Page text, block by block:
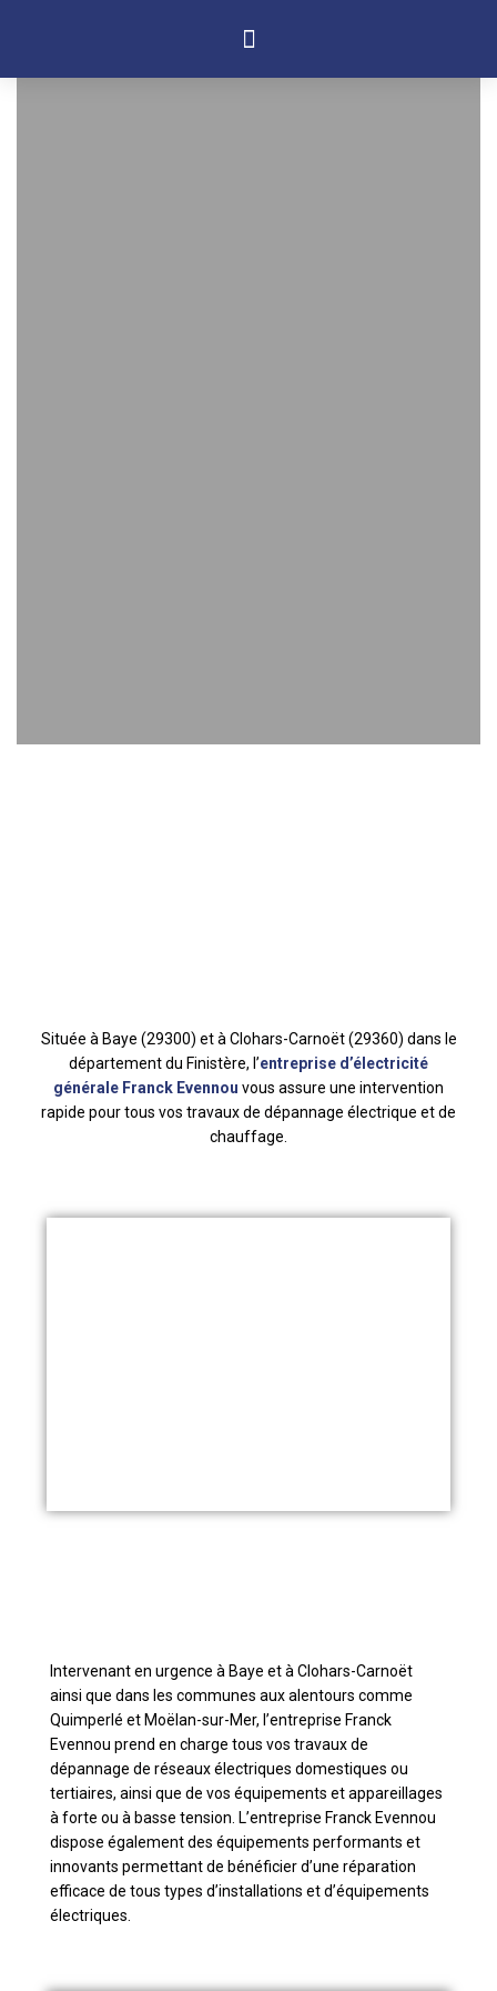
Située à Baye (29300) et à Clohars-Carnoët (29360) dans le
département du Finistère, l’entreprise d’électricité
générale Franck Evennou vous assure une intervention
rapide pour tous vos travaux de dépannage électrique et de
chauffage.
Intervenant en urgence à Baye et à Clohars-Carnoët
ainsi que dans les communes aux alentours comme
Quimperlé et Moëlan-sur-Mer, l’entreprise Franck
Evennou prend en charge tous vos travaux de
dépannage de réseaux électriques domestiques ou
tertiaires, ainsi que de vos équipements et appareillages
à forte ou à basse tension. L’entreprise Franck Evennou
dispose également des équipements performants et
innovants permettant de bénéficier d’une réparation
efficace de tous types d’installations et d’équipements
électriques.